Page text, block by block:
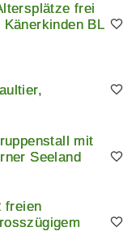
frei
BL
mit
Seeland
freien